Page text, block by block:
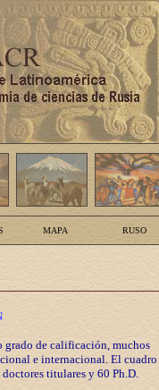
MAPA RUSO
grado de calificación, muchos
e internacional. El cuadro
titulares y 60 Ph.D.